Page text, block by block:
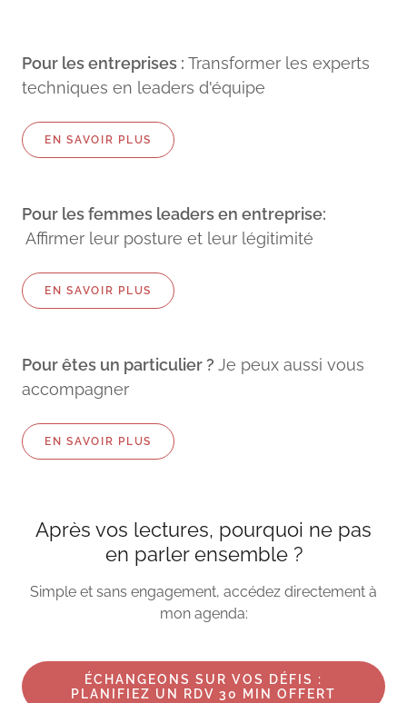
Pour les entreprises : Transformer les experts
techniques en leaders d'équipe
EN SAVOIR PLUS
Pour les femmes leaders en entreprise:
Affirmer leur posture et leur légitimité
EN SAVOIR PLUS
Pour êtes un particulier ? Je peux aussi vous
accompagner
EN SAVOIR PLUS
Après vos lectures, pourquoi ne pas
en parler ensemble ?
Simple et sans engagement, accédez directement à
mon agenda:
ÉCHANGEONS SUR VOS DÉFIS :
PLANIFIEZ UN RDV 30 MIN OFFERT